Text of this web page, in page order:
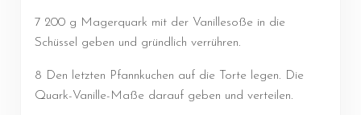
7 200 g Magerquark mit der Vanillesoße in die
Schüssel geben und gründlich verrühren.
8 Den letzten Pfannkuchen auf die Torte legen. Die
Quark-Vanille-Maße darauf geben und verteilen.